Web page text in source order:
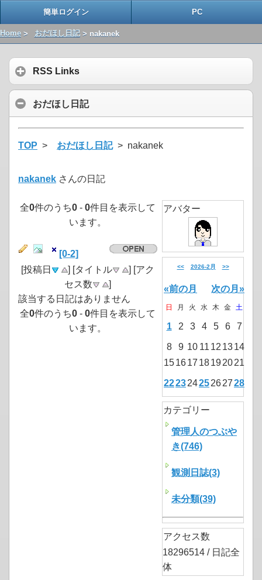
簡単ログイン PC
Home > おだほし日記> nakanek
RSS Links
おだほし日記
TOP > おだほし日記> nakanek
nakanek さんの日記
全0件のうち0 - 0件目を表示して
います。
[0-2]
[投稿日
] [タイトル
] [アク
セス数
]
該当する日記はありません
全0件のうち0 - 0件目を表示して
います。
アバター
<< 2026-2月 >>
«前の月 次の月»
日 月 火 水 木 金 土
1 2 3 4 5 6 7
8 9 10 11 12 1314
151617 18192021
22232425262728
カテゴリー
管理人のつぶや
き(746)
観測日誌(3)
未分類(39)
アクセス数
18296514 / 日記全
体